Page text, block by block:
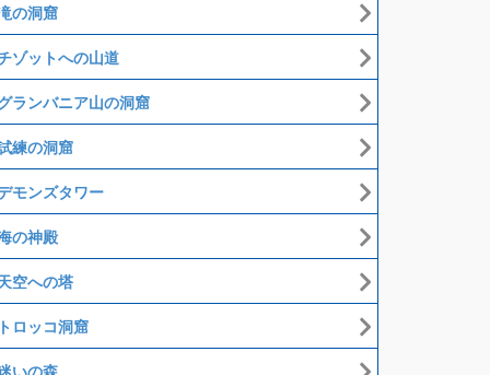
の洞窟
ゾットへの山道
ランバニア山の洞窟
練の洞窟
モンズタワー
の神殿
空への塔
ロッコ洞窟
いの森